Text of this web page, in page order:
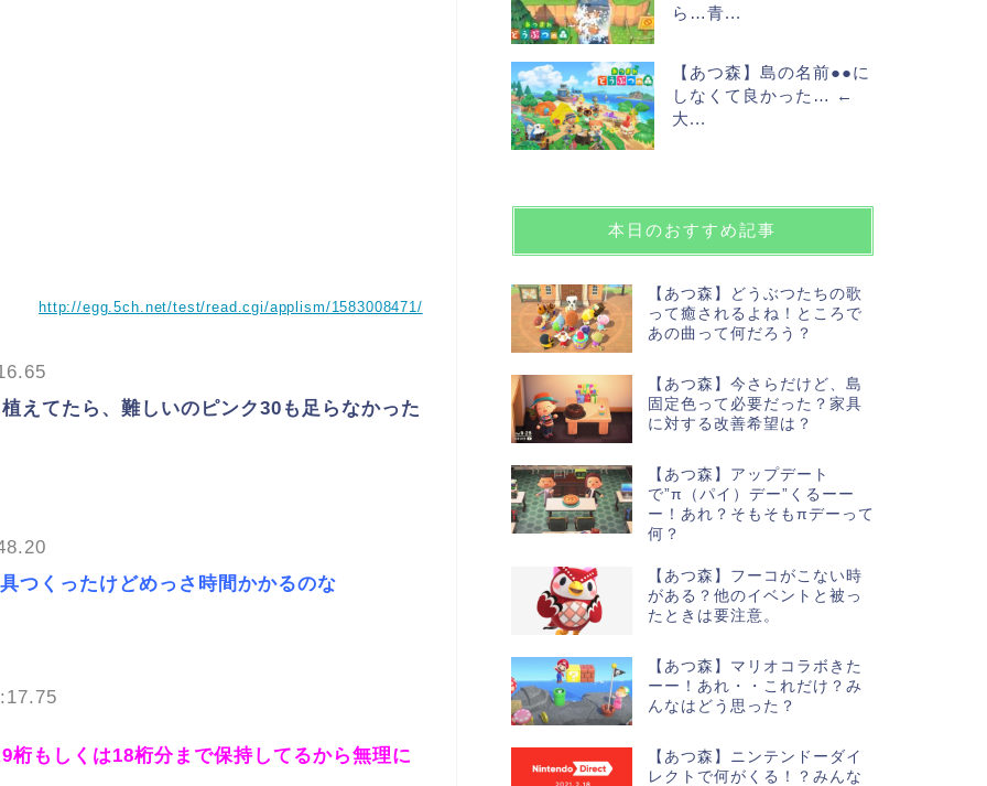
http://egg.5ch.net/test/read.cgi/applism/1583008471/
えてたら、難しいのピンク30も足らなかった
つくったけどめっさ時間かかるのな
桁もしくは18桁分まで保持してるから無理に
ら…青...
【あつ森】島の名前●●に
しなくて良かった… ←
大...
本日のおすすめ記事
【あつ森】どうぶつたちの歌
って癒されるよね！ところで
あの曲って何だろう？
【あつ森】今さらだけど、島
固定色って必要だった？家具
に対する改善希望は？
【あつ森】アップデート
で”π（パイ）デー”くるーー
ー！あれ？そもそもπデーって
何？
【あつ森】フーコがこない時
がある？他のイベントと被っ
たときは要注意。
【あつ森】マリオコラボきた
ーー！あれ・・これだけ？み
んなはどう思った？
【あつ森】ニンテンドーダイ
レクトで何がくる！？みんな